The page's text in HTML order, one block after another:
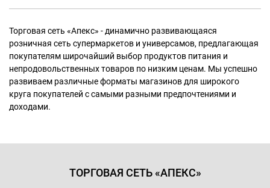
Торговая сеть «Апекс» - динамично развивающаяся
розничная сеть супермаркетов и универсамов, предлагающая
покупателям широчайший выбор продуктов питания и
непродовольственных товаров по низким ценам. Мы успешно
развиваем различные форматы магазинов для широкого
круга покупателей с самыми разными предпочтениями и
доходами.
ТОРГОВАЯ СЕТЬ «АПЕКС»